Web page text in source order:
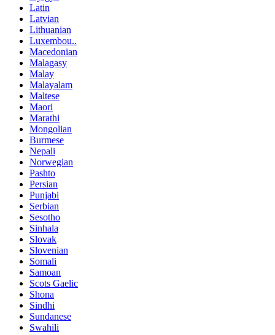
Latin
Latvian
Lithuanian
Luxembou..
Macedonian
Malagasy
Malay
Malayalam
Maltese
Maori
Marathi
Mongolian
Burmese
Nepali
Norwegian
Pashto
Persian
Punjabi
Serbian
Sesotho
Sinhala
Slovak
Slovenian
Somali
Samoan
Scots Gaelic
Shona
Sindhi
Sundanese
Swahili